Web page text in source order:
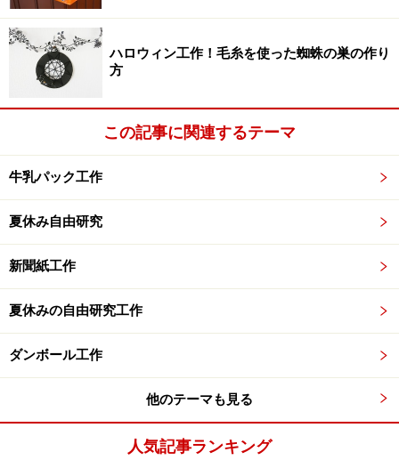
きく作っています）
2.うすく鉛筆で対角線を描いて、中心を定めます。対角
線を3等分するくらいの場所に2カ所小さな穴をあけま
す。穴が大きすぎると回りにくくなるので注意しましょ
う。
ハロウィン工作！毛糸を使った蜘蛛の巣の作り
方
この記事に関連するテーマ
牛乳パック工作
夏休み自由研究
新聞紙工作
夏休みの自由研究工作
ダンボール工作
他のテーマも見る
人気記事ランキング